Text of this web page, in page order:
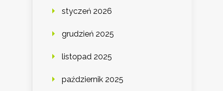
styczeń 2026
grudzień 2025
listopad 2025
październik 2025